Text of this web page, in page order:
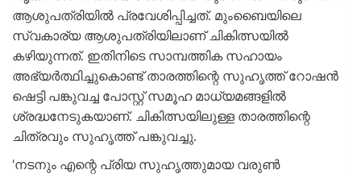
ആശുപത്രിയിൽ പ്രവേശിപ്പിച്ചത്. മുംബൈയിലെ
സ്വകാര്യ ആശുപത്രിയിലാണ് ചികിത്സയിൽ
കഴിയുന്നത്. ഇതിനിടെ സാമ്പത്തിക സഹായം
അഭ്യർത്ഥിച്ചുകൊണ്ട് താരത്തിന്റെ സുഹ‍ൃത്ത് റോഷൻ
ഷെട്ടി പങ്കുവച്ച പോസ്റ്റ് സമൂഹ മാധ്യമങ്ങളിൽ
ശ്രദ്ധനേടുകയാണ്. ചികിത്സയിലുള്ള താരത്തിന്റെ
ചിത്രവും സുഹൃത്ത് പങ്കുവച്ചു.
‘നടനും എന്റെ പ്രിയ സുഹൃത്തുമായ വരുൺ